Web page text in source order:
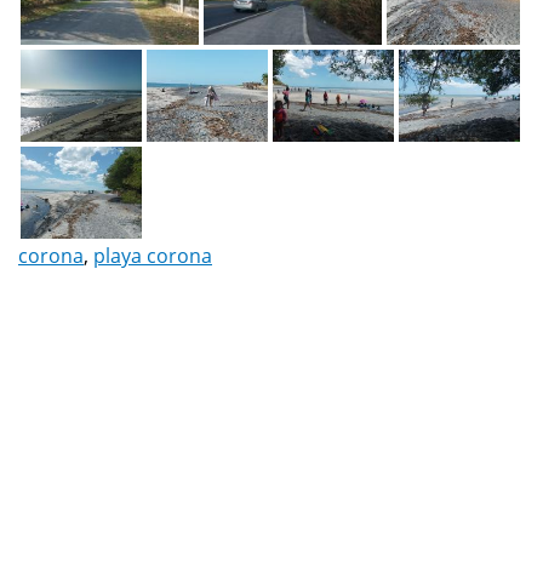
corona, playa corona